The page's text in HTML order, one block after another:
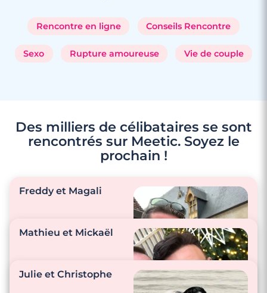
3 minutes
Rencontre à Pouzauges
Rencontre en ligne Conseils Rencontre
Sexo Rupture amoureuse Vie de couple
Des milliers de célibataires se sont
rencontrés sur Meetic. Soyez le
prochain !
Freddy et Magali
attentions au
Mathieu et Mickaël
Julie et Christophe